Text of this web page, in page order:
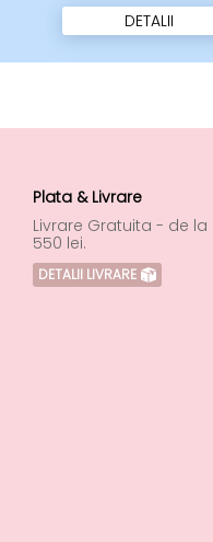
DETALII
Plata & Livrare
Livrare Gratuita - de la
550 lei.
DETALII LIVRARE